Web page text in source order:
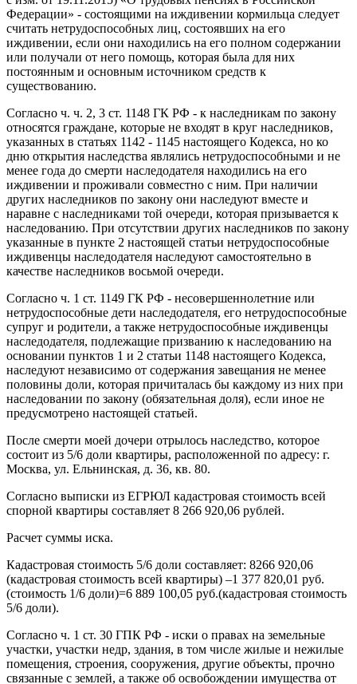
Федерации» - состоящими на иждивении кормильца следует
считать нетрудоспособных лиц, состоявших на его
иждивении, если они находились на его полном содержании
или получали от него помощь, которая была для них
постоянным и основным источником средств к
существованию.
Согласно ч. ч. 2, 3 ст. 1148 ГК РФ - к наследникам по закону
относятся граждане, которые не входят в круг наследников,
указанных в статьях 1142 - 1145 настоящего Кодекса, но ко
дню открытия наследства являлись нетрудоспособными и не
менее года до смерти наследодателя находились на его
иждивении и проживали совместно с ним. При наличии
других наследников по закону они наследуют вместе и
наравне с наследниками той очереди, которая призывается к
наследованию. При отсутствии других наследников по закону
указанные в пункте 2 настоящей статьи нетрудоспособные
иждивенцы наследодателя наследуют самостоятельно в
качестве наследников восьмой очереди.
Согласно ч. 1 ст. 1149 ГК РФ - несовершеннолетние или
нетрудоспособные дети наследодателя, его нетрудоспособные
супруг и родители, а также нетрудоспособные иждивенцы
наследодателя, подлежащие призванию к наследованию на
основании пунктов 1 и 2 статьи 1148 настоящего Кодекса,
наследуют независимо от содержания завещания не менее
половины доли, которая причиталась бы каждому из них при
наследовании по закону (обязательная доля), если иное не
предусмотрено настоящей статьей.
После смерти моей дочери отрылось наследство, которое
состоит из 5/6 доли квартиры, расположенной по адресу: г.
Москва, ул. Ельнинская, д. 36, кв. 80.
Согласно выписки из ЕГРЮЛ кадастровая стоимость всей
спорной квартиры составляет 8 266 920,06 рублей.
Расчет суммы иска.
Кадастровая стоимость 5/6 доли составляет: 8266 920,06
(кадастровая стоимость всей квартиры) –1 377 820,01 руб.
(стоимость 1/6 доли)=6 889 100,05 руб.(кадастровая стоимость
5/6 доли).
Согласно ч. 1 ст. 30 ГПК РФ - иски о правах на земельные
участки, участки недр, здания, в том числе жилые и нежилые
помещения, строения, сооружения, другие объекты, прочно
связанные с землей, а также об освобождении имущества от